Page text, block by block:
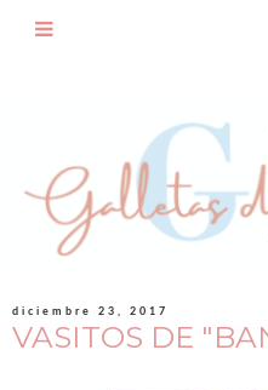
diciembre 23, 2017
VASITOS DE